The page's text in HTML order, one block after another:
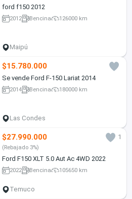
ford f150 2012
2012 Bencina 126000 km
Maipú
$15.780.000
Se vende Ford F-150 Lariat 2014
2014 Bencina 180000 km
Las Condes
$27.990.000 1
(Rebajado 3%)
Ford F150 XLT 5.0 Aut Ac 4WD 2022
2022 Bencina 105650 km
Temuco